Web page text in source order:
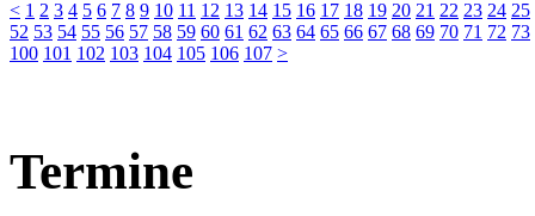
< 1 2 3 4 5 6 7 8 9 10 11 12 13 14 15 16 17 18 19 20 21 22 23 24 25
52 53 54 55 56 57 58 59 60 61 62 63 64 65 66 67 68 69 70 71 72 73
100 101 102 103 104 105 106 107 >
Termine